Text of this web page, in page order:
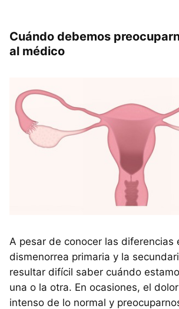
Cuándo debemos
al médico
A pesar de conocer las diferencias
dismenorrea primaria y la
resultar difícil saber cuándo
una o la otra. En ocasiones, el
intenso de lo normal y